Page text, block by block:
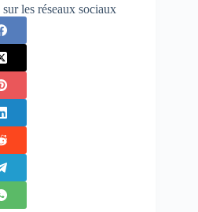
les réseaux sociaux